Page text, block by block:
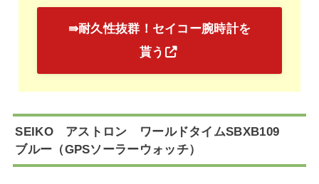
⇛耐久性抜群！セイコー腕時計を
貰う
SEIKO アストロン ワールドタイムSBXB109
ブルー（GPSソーラーウォッチ）